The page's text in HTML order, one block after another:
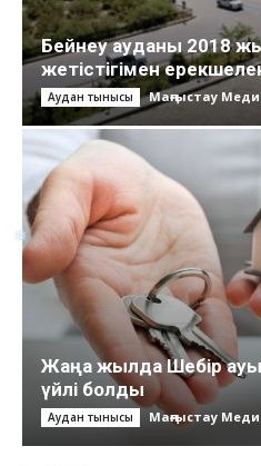
❆
❅
❆
❆
❆
❅
❄
❆
Бейнеу ауданы 2018
жетістігімен
Аудан тынысы Маңғыстау
Жаңа жылда Шебір
үйлі болды
Аудан тынысы Маңғыстау